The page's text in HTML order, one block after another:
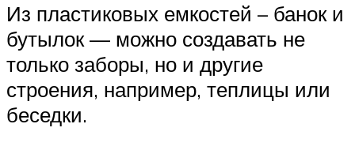
Из пластиковых емкостей – банок и
бутылок — можно создавать не
только заборы, но и другие
строения, например, теплицы или
беседки.